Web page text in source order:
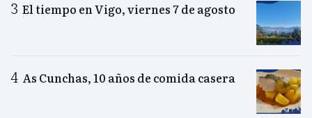
El tiempo en Vigo, viernes 7 de agosto
As Cunchas, 10 años de comida casera